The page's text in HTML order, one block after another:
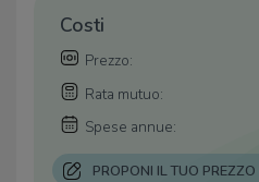
Costi
Prezzo:
Rata mutuo:
Spese annue:
PROPONI IL TUO PREZZO